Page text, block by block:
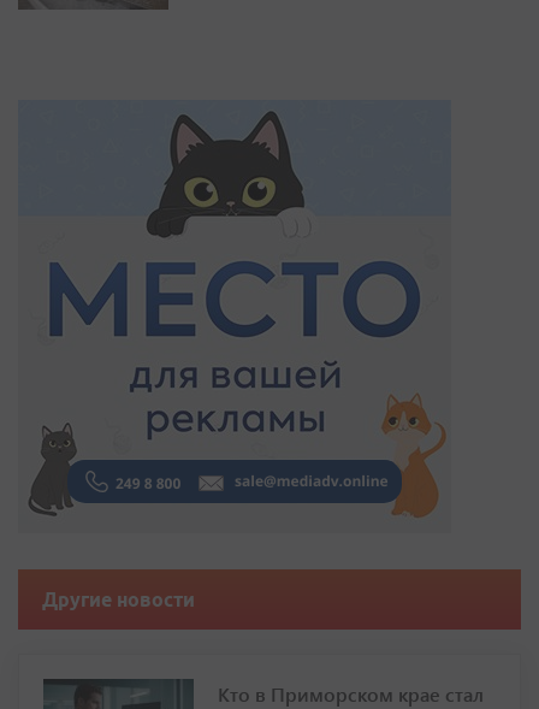
Другие новости
Кто в Приморском крае стал